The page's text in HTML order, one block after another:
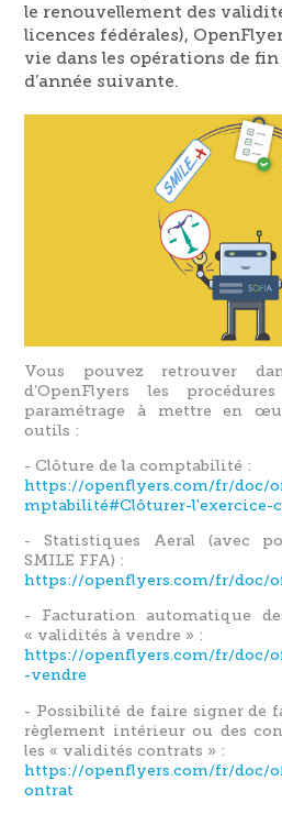
le renouvellement des
licences fédérales),
vie dans les opérations de fin
d’année suivante.
Vous pouvez retrouver
d’OpenFlyers les
paramétrage à mettre en
outils :
- Clôture de la comptabilité :
https://openflyers.com/fr/doc/
mptabilité#Clôturer-l'exercice-
- Statistiques Aeral (avec
SMILE FFA) :
https://openflyers.com/fr/doc/
- Facturation automatique
« validités à vendre » :
https://openflyers.com/fr/doc/
-vendre
- Possibilité de faire signer de
règlement intérieur ou des
les « validités contrats » :
https://openflyers.com/fr/doc/
ontrat